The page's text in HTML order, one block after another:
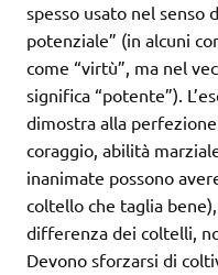
spesso usato nel senso
potenziale” (in alcuni
come “virtù”, ma nel
significa “potente”).
dimostra alla
coraggio, abilità
inanimate possono
coltello che taglia
differenza dei coltelli,
Devono sforzarsi di